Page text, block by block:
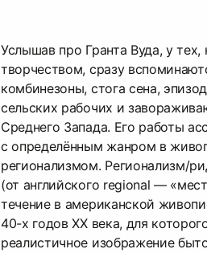
Услышав про Гранта Вуда, у тех,
творчеством, сразу
комбинезоны, стога сена,
сельских рабочих и
Среднего Запада. Его работы
с определённым жанром в
регионализмом. Регионализм/
(от английского regional —
течение в американской
40-х годов ХХ века, для
реалистичное изображение